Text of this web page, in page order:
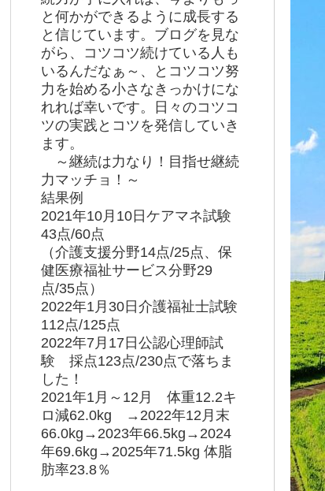
と何かができるように成長する
と信じています。ブログを見な
がら、コツコツ続けている人も
いるんだなぁ～、とコツコツ努
力を始める小さなきっかけにな
れれば幸いです。日々のコツコ
ツの実践とコツを発信していき
ます。
～継続は力なり！目指せ継続
力マッチョ！～
結果例
2021年10月10日ケアマネ試験
43点/60点
（介護支援分野14点/25点、保
健医療福祉サービス分野29
点/35点）
2022年1月30日介護福祉士試験
112点/125点
2022年7月17日公認心理師試
験 採点123点/230点で落ちま
した！
2021年1月～12月 体重12.2キ
ロ減62.0kg →2022年12月末
66.0kg→2023年66.5kg→2024
年69.6kg→2025年71.5kg 体脂
肪率23.8％